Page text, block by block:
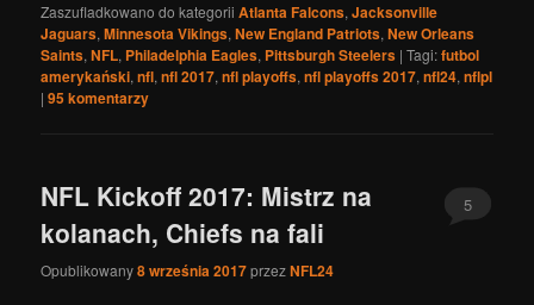
Zaszufladkowano do kategorii Atlanta Falcons,Jacksonville
Jaguars,Minnesota Vikings,New England Patriots,New Orleans
Saints,NFL, Philadelphia Eagles, Pittsburgh Steelers |Tagi:futbol
amerykański,nfl,nfl 2017,nfl playoffs,nfl playoffs 2017,nfl24,nflpl
|95komentarzy
NFL Kickoff 2017: Mistrz na
kolanach, Chiefs na fali
Opublikowany8 września 2017przezNFL24
5